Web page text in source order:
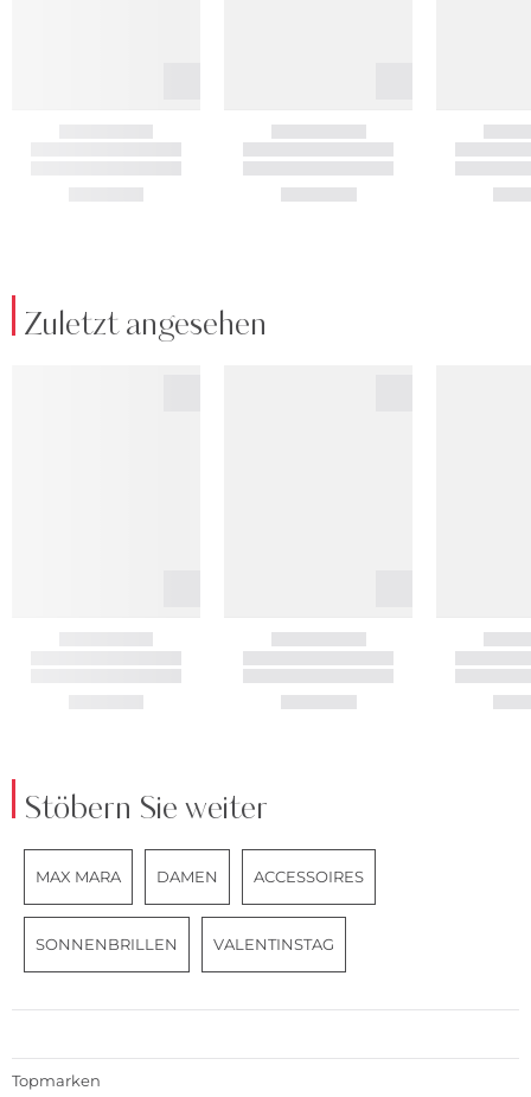
Zuletzt angesehen
Stöbern Sie weiter
MAX MARA DAMEN ACCESSOIRES
SONNENBRILLEN VALENTINSTAG
Topmarken